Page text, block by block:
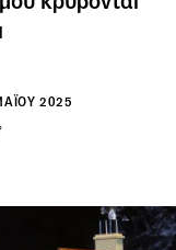
2025